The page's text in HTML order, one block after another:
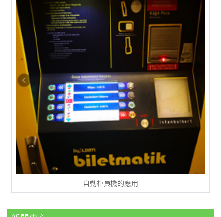
自動柜員機的應用